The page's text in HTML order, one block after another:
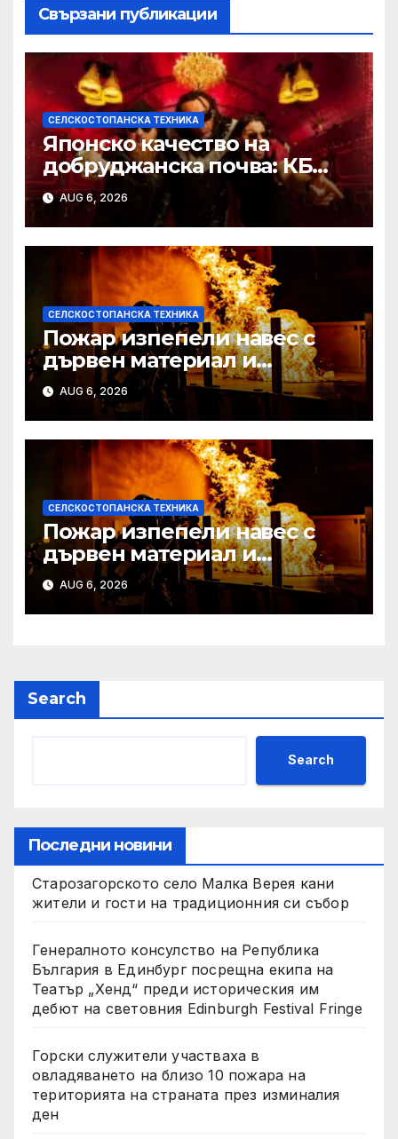
Свързани публикации
СЕЛСКОСТОПАНСКА ТЕХНИКА
Японско качество на
добруджанска почва: КБ
Агротех представи
флагманите на Kubota на
„Ден на полето“
AUG 6, 2026
СЕЛСКОСТОПАНСКА ТЕХНИКА
Пожар изпепели навес с
дървен материал и
земеделска техника
AUG 6, 2026
СЕЛСКОСТОПАНСКА ТЕХНИКА
Пожар изпепели навес с
дървен материал и
земеделска техника
AUG 6, 2026
Search
Search
Последни новини
Старозагорското село Малка Верея кани
жители и гости на традиционния си събор
Генералното консулство на Република
България в Единбург посрещна екипа на
Театър „Хенд“ преди историческия им
дебют на световния Edinburgh Festival Fringe
Горски служители участваха в
овладяването на близо 10 пожара на
територията на страната през изминалия
ден